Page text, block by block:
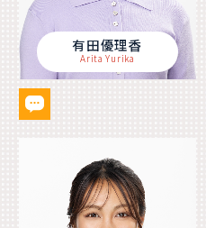
有田優理香
Arita Yurika